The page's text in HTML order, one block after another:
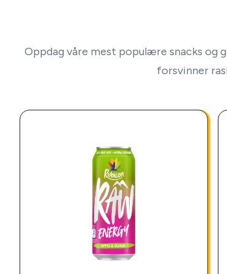
Oppdag våre mest populære snacks og
forsvinner